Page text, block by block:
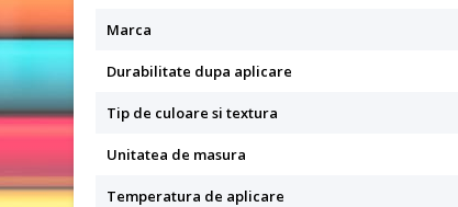
Marca
Durabilitate dupa aplicare
Tip de culoare si textura
Unitatea de masura
Temperatura de aplicare